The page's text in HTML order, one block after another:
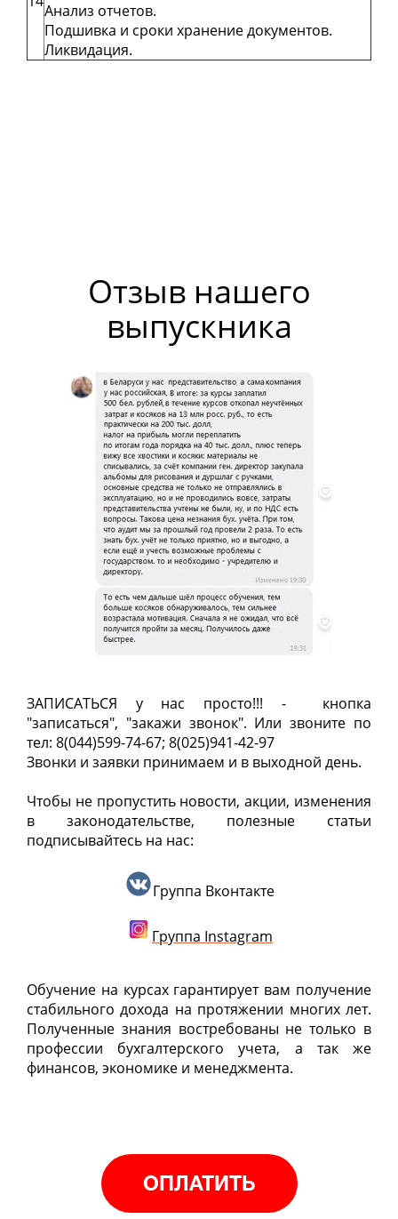
Анализ отчетов.
Подшивка и сроки хранение документов.
Ликвидация.
Отзыв нашего
выпускника
ЗАПИСАТЬСЯ у нас просто!!! - кнопка
"записаться", "закажи звонок". Или звоните по
тел: 8(044)599-74-67; 8(025)941-42-97
Звонки и заявки принимаем и в выходной день.
Чтобы не пропустить новости, акции, изменения
в законодательстве, полезные статьи
подписывайтесь на нас:
Группа Вконтакте
Группа Instagram
Обучение на курсах гарантирует вам получение
стабильного дохода на протяжении многих лет.
Полученные знания востребованы не только в
профессии бухгалтерского учета, а так же
финансов, экономике и менеджмента.
ОПЛАТИТЬ